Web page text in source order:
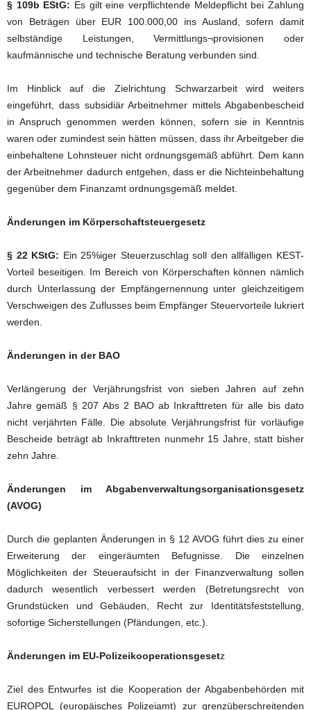
§ 109b EStG: Es gilt eine verpflichtende Meldepflicht bei Zahlung
von Beträgen über EUR 100.000,00 ins Ausland, sofern damit
selbständige Leistungen, Vermittlungs¬provisionen oder
kaufmännische und technische Beratung verbunden sind.
Im Hinblick auf die Zielrichtung Schwarzarbeit wird weiters
eingeführt, dass subsidiär Arbeitnehmer mittels Abgabenbescheid
in Anspruch genommen werden können, sofern sie in Kenntnis
waren oder zumindest sein hätten müssen, dass ihr Arbeitgeber die
einbehaltene Lohnsteuer nicht ordnungsgemäß abführt. Dem kann
der Arbeitnehmer dadurch entgehen, dass er die Nichteinbehaltung
gegenüber dem Finanzamt ordnungsgemäß meldet.
Änderungen im Körperschaftsteuergesetz
§ 22 KStG: Ein 25%iger Steuerzuschlag soll den allfälligen KEST-
Vorteil beseitigen. Im Bereich von Körperschaften können nämlich
durch Unterlassung der Empfängernennung unter gleichzeitigem
Verschweigen des Zuflusses beim Empfänger Steuervorteile lukriert
werden.
Änderungen in der BAO
Verlängerung der Verjährungsfrist von sieben Jahren auf zehn
Jahre gemäß § 207 Abs 2 BAO ab Inkrafttreten für alle bis dato
nicht verjährten Fälle. Die absolute Verjährungsfrist für vorläufige
Bescheide beträgt ab Inkrafttreten nunmehr 15 Jahre, statt bisher
zehn Jahre.
Änderungen im Abgabenverwaltungsorganisationsgesetz
(AVOG)
Durch die geplanten Änderungen in § 12 AVOG führt dies zu einer
Erweiterung der eingeräumten Befugnisse. Die einzelnen
Möglichkeiten der Steueraufsicht in der Finanzverwaltung sollen
dadurch wesentlich verbessert werden (Betretungsrecht von
Grundstücken und Gebäuden, Recht zur Identitätsfeststellung,
sofortige Sicherstellungen (Pfändungen, etc.).
Änderungen im EU-Polizeikooperationsgesetz
Ziel des Entwurfes ist die Kooperation der Abgabenbehörden mit
EUROPOL (europäisches Polizeiamt) zur grenzüberschreitenden